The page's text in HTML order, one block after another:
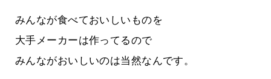
みんなが食べておいしいものを
大手メーカーは作ってるので
みんながおいしいのは当然なんです。